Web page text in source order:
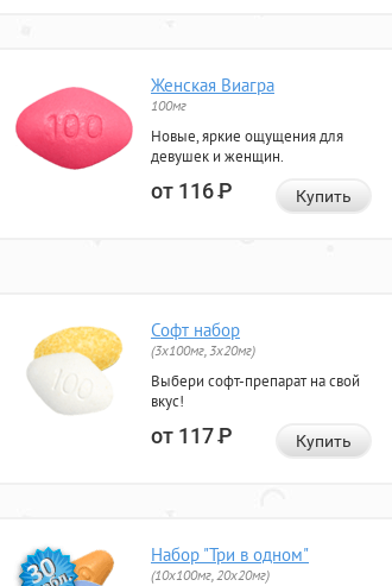
Женская Виагра
100мг
Новые, яркие ощущения для
девушек и женщин.
от 116Р Купить
Софт набор
(3x100мг, 3x20мг)
Выбери софт-препарат на свой
вкус!
от 117Р Купить
Набор "Три в одном"
(10x100мг, 20x20мг)